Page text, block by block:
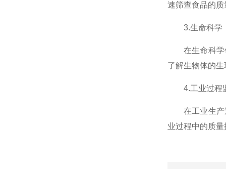
速筛查食品的
3.生命科学
在生命科学领
了解生物体的
4.工业过程
在工业生产过
业过程中的质